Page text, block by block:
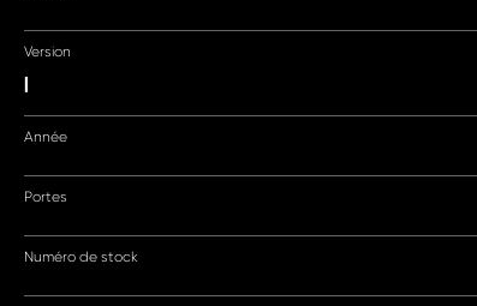
Version
|
Année
Portes
Numéro de stock